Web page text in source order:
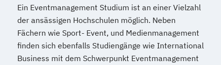
Ein Eventmanagement Studium ist an einer Vielzahl
der ansässigen Hochschulen möglich. Neben
Fächern wie Sport- Event, und Medienmanagement
finden sich ebenfalls Studiengänge wie International
Business mit dem Schwerpunkt Eventmanagement